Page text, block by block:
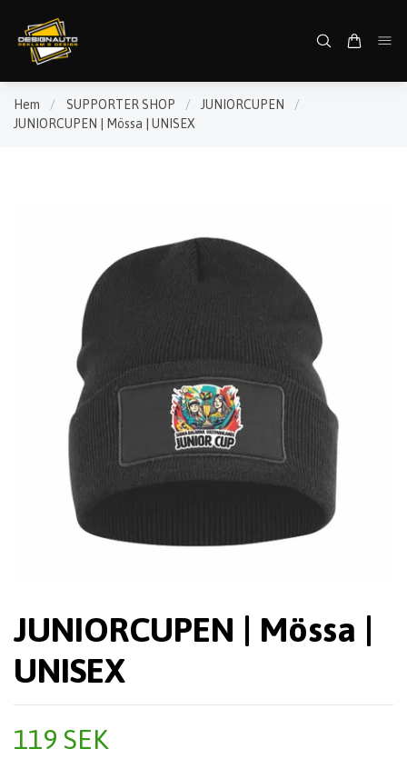
Hem / SUPPORTER SHOP / JUNIORCUPEN
/
JUNIORCUPEN | Mössa | UNISEX
JUNIORCUPEN | Mössa |
UNISEX
119 SEK